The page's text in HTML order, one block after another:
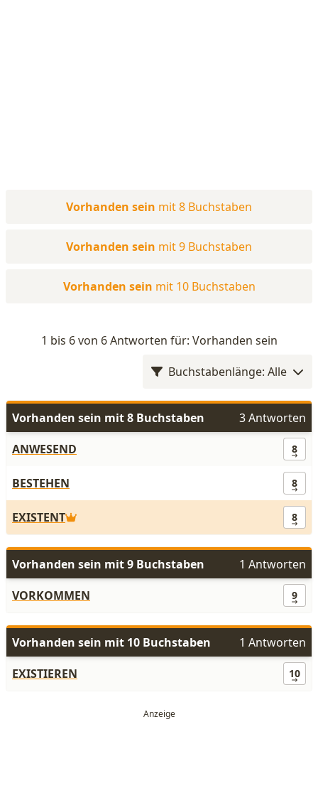
Vorhanden sein mit 8 Buchstaben
Vorhanden sein mit 9 Buchstaben
Vorhanden sein mit 10 Buchstaben
1 bis 6 von 6 Antworten für: Vorhanden sein
Buchstabenlänge: Alle
Vorhanden sein mit 8 Buchstaben
3 Antworten
ANWESEND
8
BESTEHEN 8
EXISTENT 8
Vorhanden sein mit 9 Buchstaben
1 Antworten
VORKOMMEN
9
Vorhanden sein mit 10 Buchstaben
1 Antworten
EXISTIEREN
10